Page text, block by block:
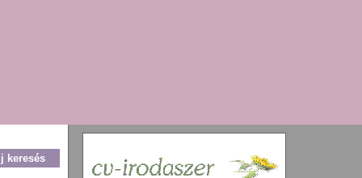
keresés